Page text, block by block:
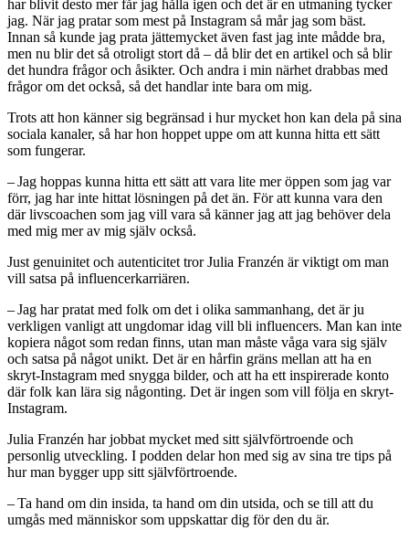
har blivit desto mer får jag hålla igen och det är en utmaning tycker
jag. När jag pratar som mest på Instagram så mår jag som bäst.
Innan så kunde jag prata jättemycket även fast jag inte mådde bra,
men nu blir det så otroligt stort då – då blir det en artikel och så blir
det hundra frågor och åsikter. Och andra i min närhet drabbas med
frågor om det också, så det handlar inte bara om mig.
Trots att hon känner sig begränsad i hur mycket hon kan dela på sina
sociala kanaler, så har hon hoppet uppe om att kunna hitta ett sätt
som fungerar.
– Jag hoppas kunna hitta ett sätt att vara lite mer öppen som jag var
förr, jag har inte hittat lösningen på det än. För att kunna vara den
där livscoachen som jag vill vara så känner jag att jag behöver dela
med mig mer av mig själv också.
Just genuinitet och autenticitet tror Julia Franzén är viktigt om man
vill satsa på influencerkarriären.
– Jag har pratat med folk om det i olika sammanhang, det är ju
verkligen vanligt att ungdomar idag vill bli influencers. Man kan inte
kopiera något som redan finns, utan man måste våga vara sig själv
och satsa på något unikt. Det är en hårfin gräns mellan att ha en
skryt-Instagram med snygga bilder, och att ha ett inspirerade konto
där folk kan lära sig någonting. Det är ingen som vill följa en skryt-
Instagram.
Julia Franzén har jobbat mycket med sitt självförtroende och
personlig utveckling. I podden delar hon med sig av sina tre tips på
hur man bygger upp sitt självförtroende.
– Ta hand om din insida, ta hand om din utsida, och se till att du
umgås med människor som uppskattar dig för den du är.